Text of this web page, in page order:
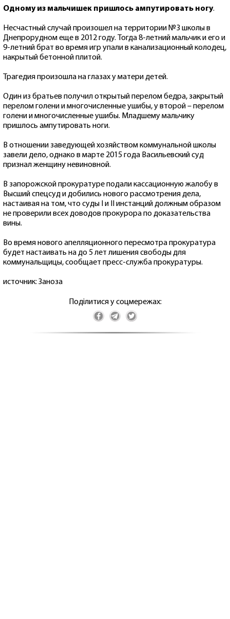
Одному из мальчишек пришлось ампутировать ногу.
Несчастный случай произошел на территории №3 школы в
Днепрорудном еще в 2012 году. Тогда 8-летний мальчик и его и
9-летний брат во время игр упали в канализационный колодец,
накрытый бетонной плитой.
Трагедия произошла на глазах у матери детей.
Один из братьев получил открытый перелом бедра, закрытый
перелом голени и многочисленные ушибы, у второй – перелом
голени и многочисленные ушибы. Младшему мальчику
пришлось ампутировать ноги.
В отношении заведующей хозяйством коммунальной школы
завели дело, однако в марте 2015 года Васильевский суд
признал женщину невиновной.
В запорожской прокуратуре подали кассационную жалобу в
Высший спецсуд и добились нового рассмотрения дела,
настаивая на том, что суды I и II инстанций должным образом
не проверили всех доводов прокурора по доказательства
вины.
Во время нового апелляционного пересмотра прокуратура
будет настаивать на до 5 лет лишения свободы для
коммунальщицы, сообщает пресс-служба прокуратуры.
источник: Заноза
Поділитися у соцмережах: